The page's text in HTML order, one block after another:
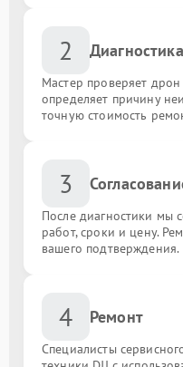
2 Диагностика
Мастер проверяет
определяет причину
точную стоимость
3
После диагностики мы
работ, сроки и цену.
вашего подтверждения.
4 Ремонт
Специалисты